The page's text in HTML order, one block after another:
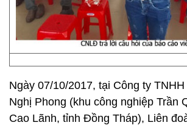
Ngày 07/10/2017, tại Công ty
Nghị Phong (khu công nghiệp Trần
Cao Lãnh, tỉnh Đồng Tháp), Liên